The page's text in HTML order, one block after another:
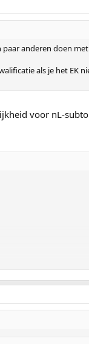
paar anderen doen
als je het EK
voor nL-